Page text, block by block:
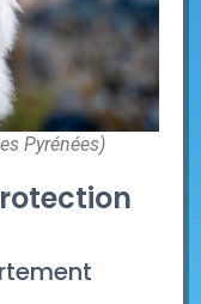
Pyrénées)